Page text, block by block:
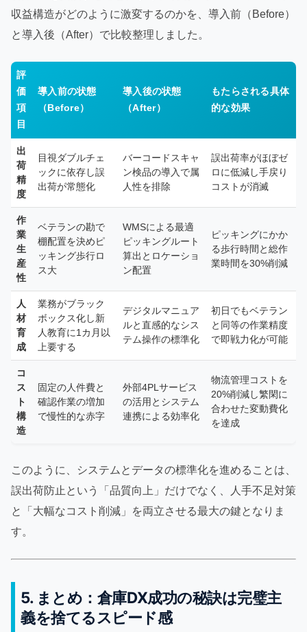
収益構造がどのように激変するのかを、導入前（Before）
と導入後（After）で比較整理しました。
評
価
項
目
導入前の状態
（Before）
導入後の状態
（After）
もたらされる具体
的な効果
出
荷
精
度
目視ダブルチェ
ックに依存し誤
出荷が常態化
バーコードスキャ
ン検品の導入で属
人性を排除
誤出荷率がほぼゼ
ロに低減し手戻り
コストが消滅
作
業
生
産
性
ベテランの勘で
棚配置を決めピ
ッキング歩行ロ
ス大
WMSによる最適
ピッキングルート
算出とロケーショ
ン配置
ピッキングにかか
る歩行時間と総作
業時間を30%削減
人
材
育
成
業務がブラック
ボックス化し新
人教育に1カ月以
上要する
デジタルマニュア
ルと直感的なシス
テム操作の標準化
初日でもベテラン
と同等の作業精度
で即戦力化が可能
コ
ス
ト
構
造
固定の人件費と
確認作業の増加
で慢性的な赤字
外部4PLサービス
の活用とシステム
連携による効率化
物流管理コストを
20%削減し繁閑に
合わせた変動費化
を達成
このように、システムとデータの標準化を進めることは、
誤出荷防止という「品質向上」だけでなく、人手不足対策
と「大幅なコスト削減」を両立させる最大の鍵となりま
す。
5. まとめ：倉庫DX成功の秘訣は完璧主
義を捨てるスピード感